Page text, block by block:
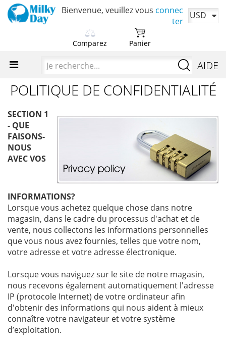
Bienvenue, veuillez vous connec
ter
USD
Comparez
produits à comparer.
Ajoutez des produits pour
comparer leurs caractéristiques.
Panier
Votre panier est actuellement
Il est temps d'ajouter vos produits
préférés.
AIDE
POLITIQUE DE CONFIDENTIALITÉ
SECTION 1
- QUE
FAISONS-
NOUS
AVEC VOS
INFORMATIONS?
Lorsque vous achetez quelque chose dans notre
magasin, dans le cadre du processus d'achat et de
vente, nous collectons les informations personnelles
que vous nous avez fournies, telles que votre nom,
votre adresse et votre adresse électronique.
Lorsque vous naviguez sur le site de notre magasin,
nous recevons également automatiquement l'adresse
IP (protocole Internet) de votre ordinateur afin
d'obtenir des informations qui nous aident à mieux
connaître votre navigateur et votre système
d’exploitation.